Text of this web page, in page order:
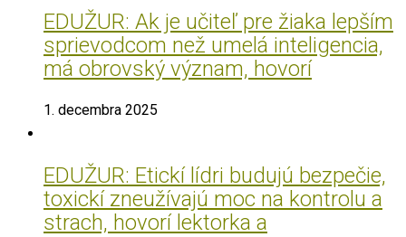
EDUŽUR: Ak je učiteľ pre žiaka lepším
sprievodcom než umelá inteligencia,
má obrovský význam, hovorí
1. decembra 2025
EDUŽUR: Etickí lídri budujú bezpečie,
toxickí zneužívajú moc na kontrolu a
strach, hovorí lektorka a